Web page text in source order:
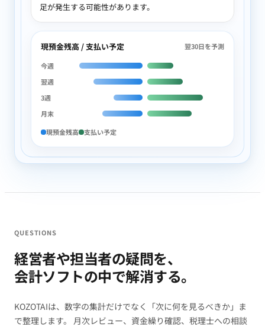
足が発生する可能性があります。
現預金残高 / 支払い予定 翌30日を予測
今週
翌週
3週
月末
現預金残高 支払い予定
QUESTIONS
経営者や担当者の疑問を、
会計ソフトの中で解消する。
KOZOTAIは、数字の集計だけでなく「次に何を見るべきか」ま
で整理します。 月次レビュー、資金繰り確認、税理士への相談